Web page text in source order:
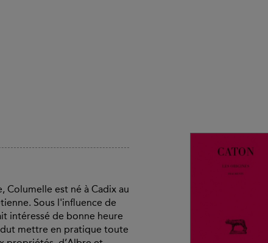
Columelle est né à Cadix au
Sous l'influence de
intéressé de bonne heure
dut mettre en pratique toute